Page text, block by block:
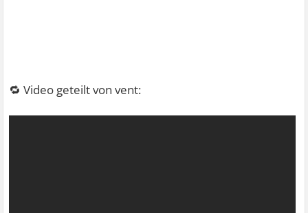
🔁 Video geteilt von vent: